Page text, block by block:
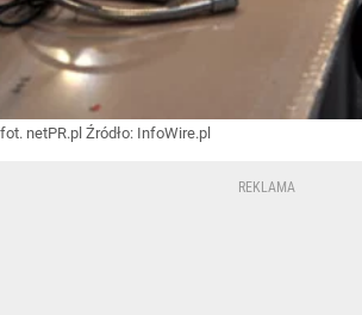
fot. netPR.pl Źródło: InfoWire.pl